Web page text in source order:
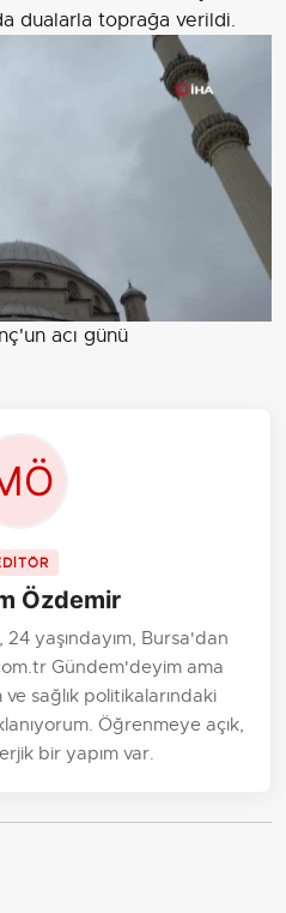
dualarla toprağa verildi.
acı günü
Özdemir
yaşındayım, Bursa'dan
Gündem'deyim ama
sağlık politikalarındaki
Öğrenmeye açık,
bir yapım var.